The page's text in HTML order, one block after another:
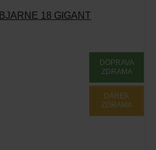
BJARNE 18 GIGANT
DOPRAVA
ZDRAMA
DÁREK
ZDRAMA